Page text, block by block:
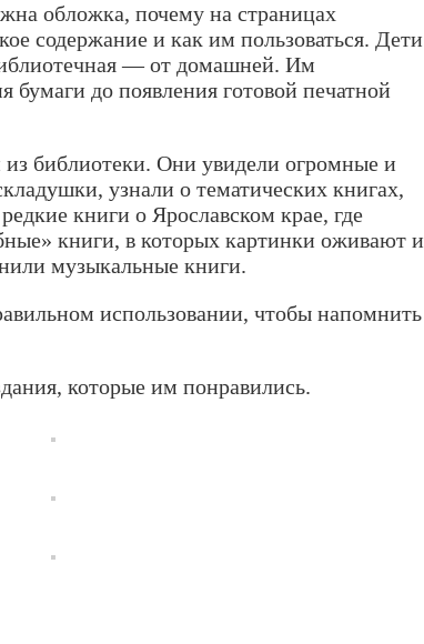
обложка, почему на страницах
содержание и как им пользоваться. Дети
— от домашней. Им
бумаги до появления готовой печатной
библиотеки. Они увидели огромные и
узнали о тематических книгах,
книги о Ярославском крае, где
книги, в которых картинки оживают и
музыкальные книги.
использовании, чтобы напомнить
которые им понравились.